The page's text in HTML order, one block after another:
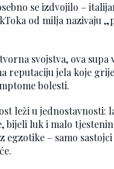
se izdvojilo –
od milja nazivaju
svojstva, ova supa
reputaciju jela koje
bolesti.
leži u jednostavnosti:
bijeli luk i malo
egzotike – samo